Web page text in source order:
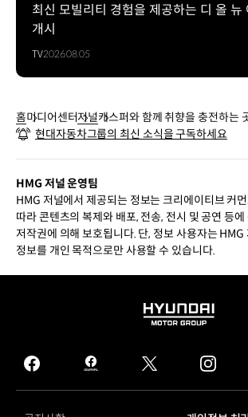
최신 모빌리티 경험을 제공하는 디 올 뉴
개시
TV2026.08.05
홈미디어센터저널캐스퍼와 함께 취향을 충전하는
소
현대자동차그룹의 최신 소식을 구독하세요
HMG 저널 운영팀
HMG 저널에서 제공되는 정보는 크리에이티브 커
따라 콘텐츠의 복제와 배포, 전송, 전시 및 공연 등
저작권에 의해 보호됩니다. 단, 정보 사용자는 HMG
정보를 개인 목적으로만 사용할 수 있습니다.
HYUNDAI
GROUP
facebook
hmg
journal
twitter